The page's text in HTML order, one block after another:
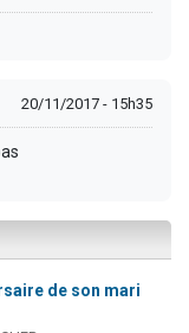
20/11/2017 - 15h35
de son mari